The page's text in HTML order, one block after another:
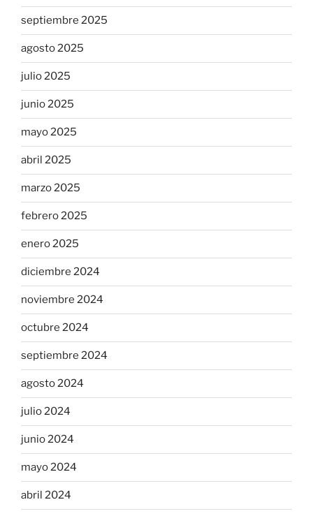
septiembre 2025
agosto 2025
julio 2025
junio 2025
mayo 2025
abril 2025
marzo 2025
febrero 2025
enero 2025
diciembre 2024
noviembre 2024
octubre 2024
septiembre 2024
agosto 2024
julio 2024
junio 2024
mayo 2024
abril 2024